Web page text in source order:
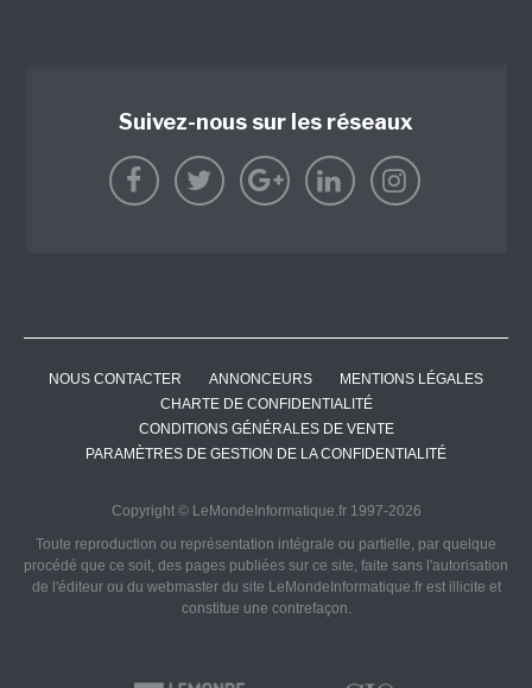
Suivez-nous sur les réseaux
NOUS CONTACTER ANNONCEURS
MENTIONS LÉGALES
CHARTE DE CONFIDENTIALITÉ
CONDITIONS GÉNÉRALES DE VENTE
PARAMÈTRES DE GESTION DE LA CONFIDENTIALITÉ
Copyright © LeMondeInformatique.fr 1997-2026
Toute reproduction ou représentation intégrale ou partielle, par quelque
procédé que ce soit, des pages publiées sur ce site, faite sans l'autorisation
de l'éditeur ou du webmaster du site LeMondeInformatique.fr est illicite et
constitue une contrefaçon.